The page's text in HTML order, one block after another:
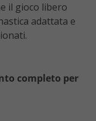
il gioco libero
adattata e
completo per